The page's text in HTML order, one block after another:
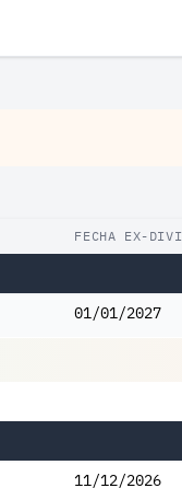
FECHA EX-
01/01/2027
11/12/2026